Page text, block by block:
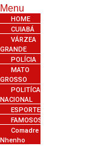
Menu
HOME
CUIABÁ
VÁRZEA
GRANDE
POLÍCIA
MATO
GROSSO
POLITÍCA
NACIONAL
ESPORTES
FAMOSOS
Comadre
Nhenho